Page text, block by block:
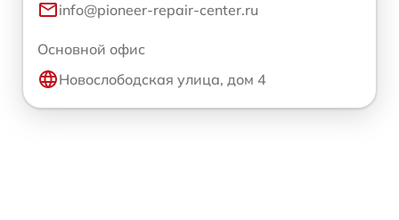
info@pioneer-repair-center.ru
Основной офис
Новослободская улица, дом 4